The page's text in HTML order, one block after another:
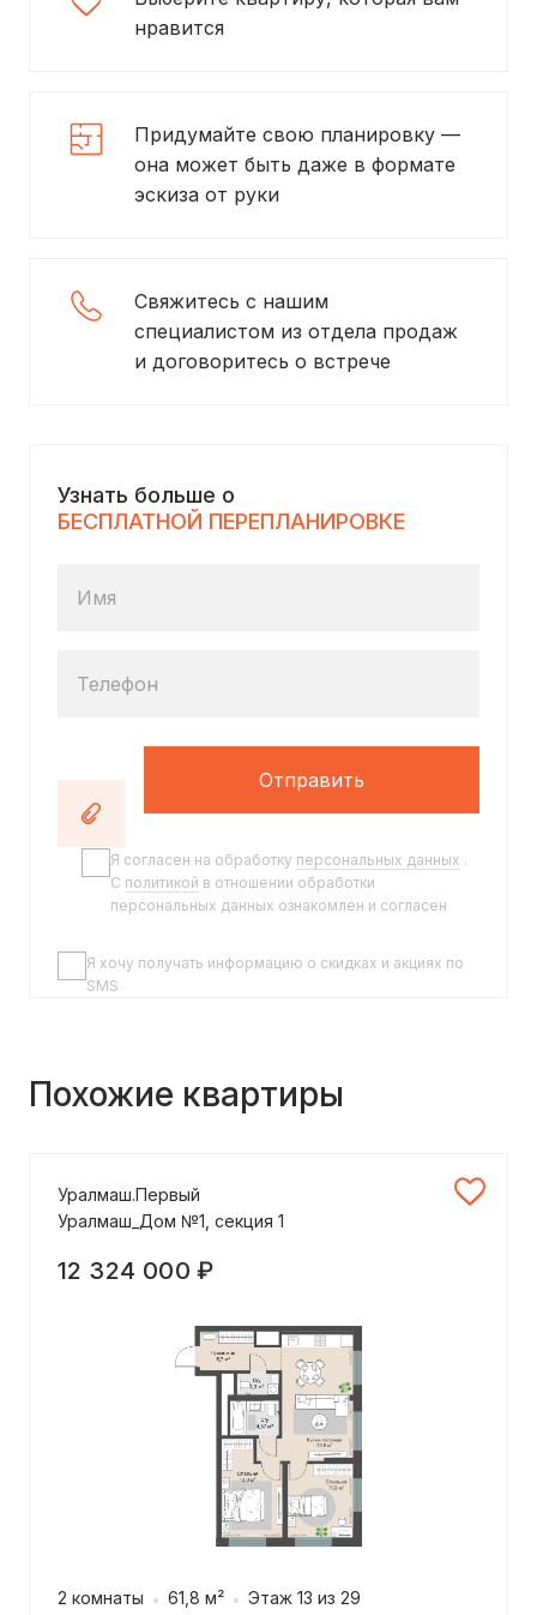
нравится
Придумайте свою планировку —
она может быть даже в формате
эскиза от руки
Свяжитесь с нашим
специалистом из отдела продаж
и договоритесь о встрече
Узнать больше о
БЕСПЛАТНОЙ ПЕРЕПЛАНИРОВКЕ
Имя
Телефон
Отправить
Я согласен на обработку персональных данных .
C политикой в отношении обработки
персональных данных ознакомлен и согласен
Я хочу получать информацию о скидках и акциях по
SMS
Похожие квартиры
Уралмаш.Первый
Уралмаш_Дом №1, секция 1
12 324 000 ₽
2 комнаты 61,8 м²
Этаж 13 из 29